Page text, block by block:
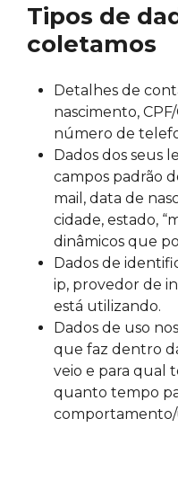
Tipos de
coletamos
Detalhes de
nascimento,
número de
Dados dos seus
campos padrão
mail, data de
cidade, estado,
dinâmicos que
Dados de
ip, provedor de
está utilizando.
Dados de uso
que faz dentro
veio e para qual
quanto tempo
comportamento/